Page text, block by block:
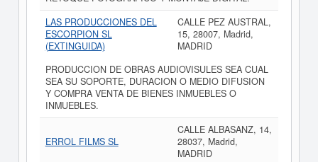
LAS PRODUCCIONES DEL
ESCORPION SL
(EXTINGUIDA)
CALLE PEZ AUSTRAL,
15, 28007, Madrid,
MADRID
PRODUCCION DE OBRAS AUDIOVISULES SEA CUAL
SEA SU SOPORTE, DURACION O MEDIO DIFUSION
Y COMPRA VENTA DE BIENES INMUEBLES O
INMUEBLES.
ERROL FILMS SL
CALLE ALBASANZ, 14,
28037, Madrid,
MADRID